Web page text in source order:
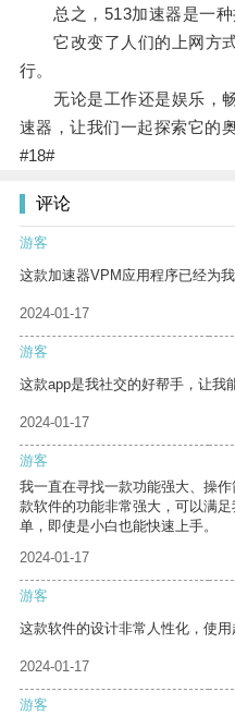
总之，513加速器是一种
它改变了人们的上网方式
行。
无论是工作还是娱乐，畅
速器，让我们一起探索它的
#18#
评论
游客
这款加速器VPM应用程序已经为
2024-01-17
游客
这款app是我社交的好帮手，让我
2024-01-17
游客
我一直在寻找一款功能强大、操
款软件的功能非常强大，可以满
单，即使是小白也能快速上手。
2024-01-17
游客
这款软件的设计非常人性化，使用
2024-01-17
游客